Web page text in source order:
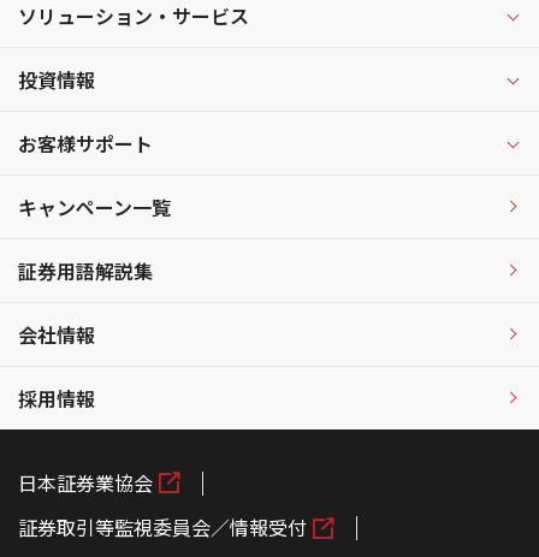
ソリューション・サービス
投資情報
お客様サポート
キャンペーン一覧
証券用語解説集
会社情報
採用情報
日本証券業協会
証券取引等監視委員会／情報受付